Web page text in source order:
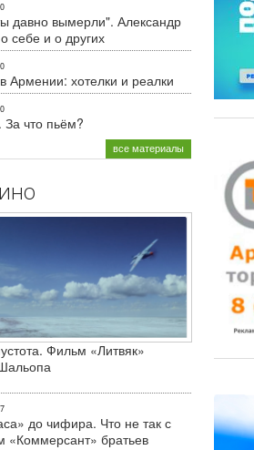
давно вымерли". Александр
себе и о других
Армении: хотелки и реалки
что пьём?
все материалы
Фильм «Литвяк»
до чифира. Что не так с
братьев